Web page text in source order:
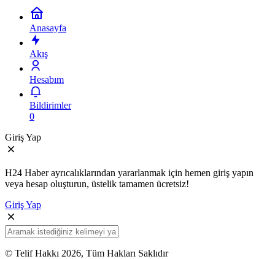
Anasayfa
Akış
Hesabım
Bildirimler
0
Giriş Yap
H24 Haber ayrıcalıklarından yararlanmak için hemen giriş yapın
veya hesap oluşturun, üstelik tamamen ücretsiz!
Giriş Yap
© Telif Hakkı 2026, Tüm Hakları Saklıdır